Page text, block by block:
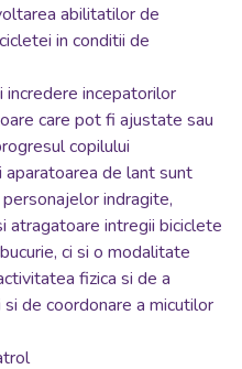
abilitatilor de
in conditii de
incepatorilor
care pot fi ajustate sau
copilului
de lant sunt
indragite,
atragatoare intregii biciclete
ci si o modalitate
fizica si de a
de coordonare a micutilor